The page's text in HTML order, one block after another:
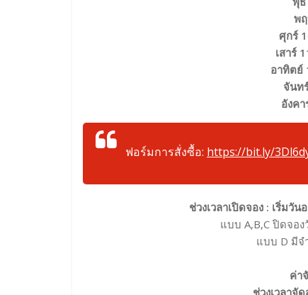
พ
ศุกร์
เสาร์
อาทิตย์
จันท
อังค
ฟอร์มการสั่งซื้อ: https://bit.ly/
ช่วงเวลาเปิดจอง : เริ่มวั
แบบ A,B,C ปิดจอ
แบบ D มีจ
ค่า
ช่วงเวลาจั